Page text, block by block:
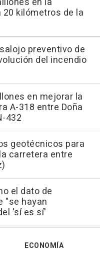
kilómetros de la
preventivo de
del incendio
en mejorar la
A-318 entre Doña
432
geotécnicos para
carretera entre
el dato de
"se hayan
'sí es sí'
ECONOMÍA